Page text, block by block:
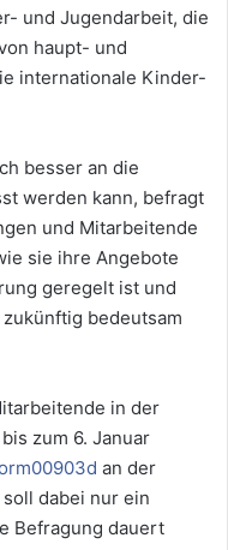
und Jugendarbeit, die
haupt- und
internationale Kinder-
besser an die
werden kann, befragt
und Mitarbeitende
sie ihre Angebote
geregelt ist und
bedeutsam
in der
zum 6. Januar
an der
dabei nur ein
Befragung dauert